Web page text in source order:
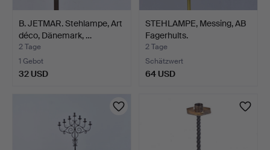
B. JETMAR. Stehlampe, Art
déco, Dänemark, …
2 Tage
1 Gebot
32 USD
STEHLAMPE, Messing, AB
Fagerhults.
2 Tage
Schätzwert
64 USD